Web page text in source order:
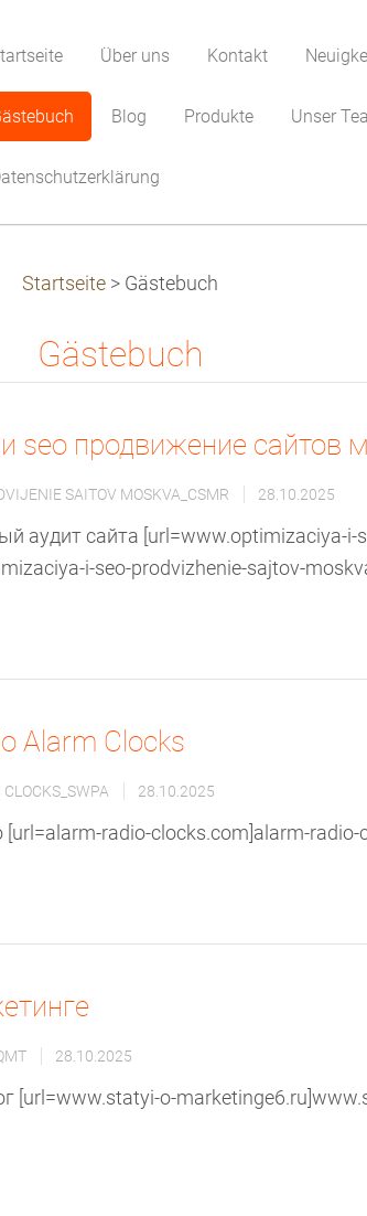
Über uns Kontakt
Blog Produkte Unser
Startseite > Gästebuch
Gästebuch
seo продвижение сайтов
SAITOV MOSKVA_CSMR 28.10.2025
аудит сайта [url=www.optimizaciya-i-
i-seo-prodvizhenie-sajtov-
Alarm Clocks
28.10.2025
radio-clocks.com]alarm-radio-
28.10.2025
[url=www.statyi-o-